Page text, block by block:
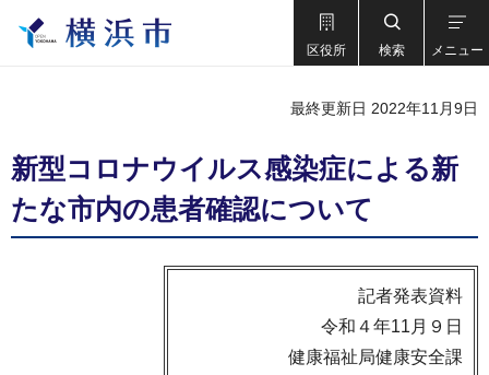
区役所 検索 メニュー
最終更新日 2022年11月9日
新型コロナウイルス感染症による新
たな市内の患者確認について
記者発表資料
令和４年11月９日
健康福祉局健康安全課